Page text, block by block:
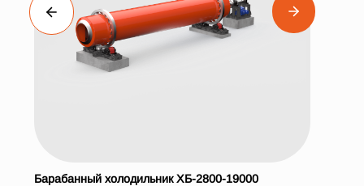
Барабанный холодильник ХБ-2800-19000